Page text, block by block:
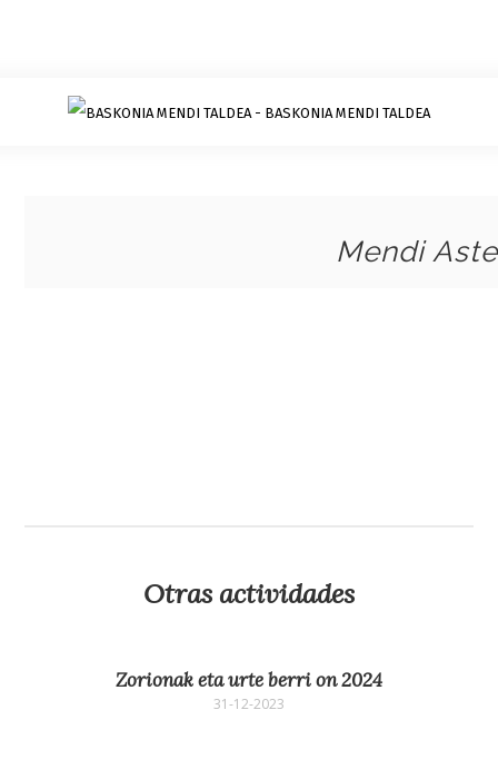
Mendi
Otras actividades
Zorionak eta urte berri on 2024
31-12-2023